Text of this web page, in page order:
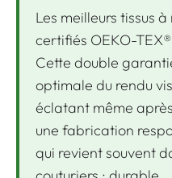
Les meilleurs tissus
certifiés OEKO-
Cette double
optimale du rendu
éclatant même
une fabrication
qui revient souvent